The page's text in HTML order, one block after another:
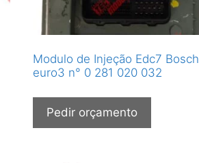
Modulo de Injeção Edc7 Bosch
euro3 n° 0 281 020 032
Pedir orçamento